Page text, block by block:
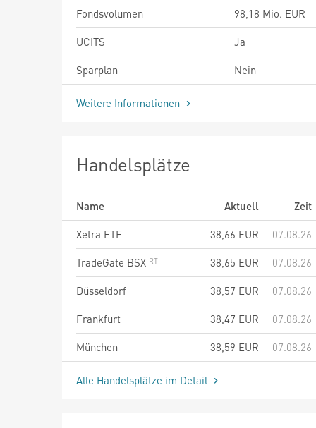
Fondsvolumen
98,18 Mio. EUR
UCITS
Ja
Sparplan
Nein
Weitere Informationen
Handelsplätze
Name Aktuell
Zeit
Xetra ETF
38,66 EUR
07.08.26
TradeGate BSX
38,65 EUR
07.08.26
Düsseldorf
38,57 EUR
07.08.26
Frankfurt
38,47 EUR
07.08.26
München
38,59 EUR 07.08.26
Alle Handelsplätze im Detail